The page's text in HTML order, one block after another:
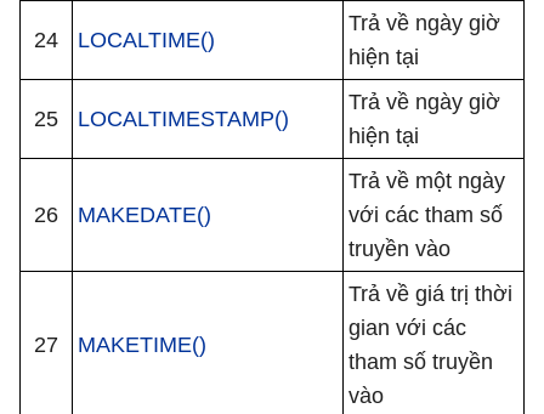
24 LOCALTIME()
Trả về ngày giờ
hiện tại
25 LOCALTIMESTAMP()
Trả về ngày giờ
hiện tại
26 MAKEDATE()
Trả về một ngày
với các tham số
truyền vào
27 MAKETIME()
Trả về giá trị thời
gian với các
tham số truyền
vào